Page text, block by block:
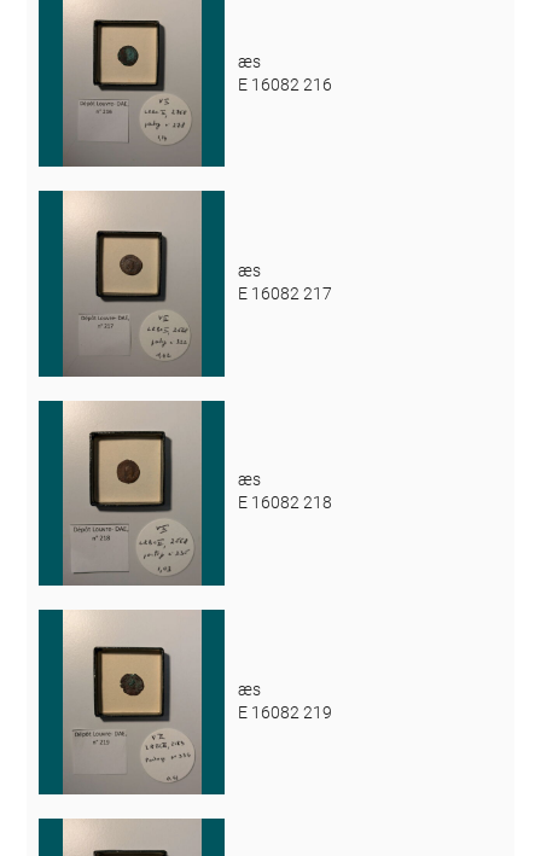
æs
E 16082 216
æs
E 16082 217
æs
E 16082 218
æs
E 16082 219